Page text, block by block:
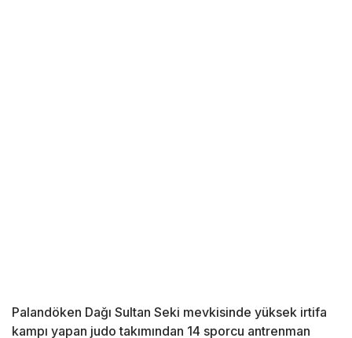
Palandöken Dağı Sultan Seki mevkisinde yüksek irtifa
kampı yapan judo takımından 14 sporcu antrenman